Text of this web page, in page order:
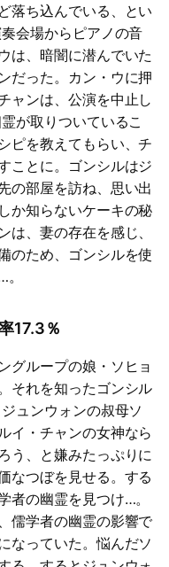
落ち込んでいる、とい
会場からピアノの音
は、暗闇に潜んでいた
だった。カン・ウに押
ャンは、公演を中止し
が取りついているこ
ピを教えてもらい、チ
ことに。ゴンシルはジ
の部屋を訪ね、思い出
か知らないケーキの秘
は、妻の存在を感じ、
のため、ゴンシルを使
17.3％
グループの娘・ソヒョ
それを知ったゴンシル
ュンウォンの叔母ソ
イ・チャンの女神なら
う、と嫌みたっぷりに
なつぼを見せる。する
者の幽霊を見つけ…。
儒学者の幽霊の影響で
なっていた。悩んだソ